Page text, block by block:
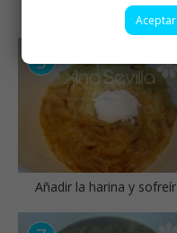
Añadir la harina y sofreír
Aceptar